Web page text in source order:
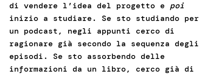
di vendere l’idea del progetto e poi
inizio a studiare. Se sto studiando per
un podcast, negli appunti cerco di
ragionare già secondo la sequenza degli
episodi. Se sto assorbendo delle
informazioni da un libro, cerco già di